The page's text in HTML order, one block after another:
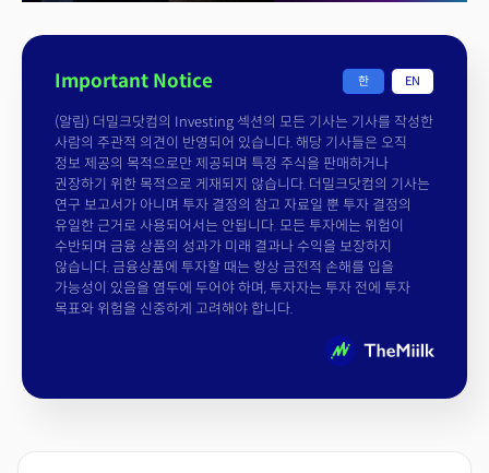
Important Notice 한 EN
(알림) 더밀크닷컴의 Investing 섹션의 모든 기사는 기사를 작성한
사람의 주관적 의견이 반영되어 있습니다. 해당 기사들은 오직
정보 제공의 목적으로만 제공되며 특정 주식을 판매하거나
권장하기 위한 목적으로 게재되지 않습니다. 더밀크닷컴의 기사는
연구 보고서가 아니며 투자 결정의 참고 자료일 뿐 투자 결정의
유일한 근거로 사용되어서는 안됩니다. 모든 투자에는 위험이
수반되며 금융 상품의 성과가 미래 결과나 수익을 보장하지
않습니다. 금융상품에 투자할 때는 항상 금전적 손해를 입을
가능성이 있음을 염두에 두어야 하며, 투자자는 투자 전에 투자
목표와 위험을 신중하게 고려해야 합니다.